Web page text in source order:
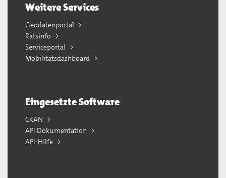
Weitere Services
Geodatenportal
Ratsinfo
Serviceportal
Mobilitätsdashboard
Eingesetzte Software
CKAN
API Dokumentation
API-Hilfe